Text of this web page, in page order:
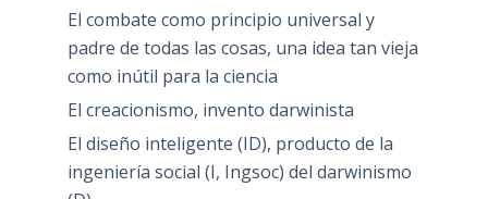
El combate como principio universal y
padre de todas las cosas, una idea tan vieja
como inútil para la ciencia
El creacionismo, invento darwinista
El diseño inteligente (ID), producto de la
ingeniería social (I, Ingsoc) del darwinismo